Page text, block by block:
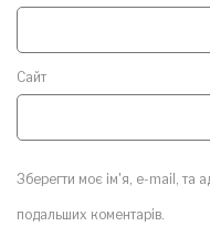
Сайт
Зберегти моє ім'я, e-mail, та
подальших коментарів.